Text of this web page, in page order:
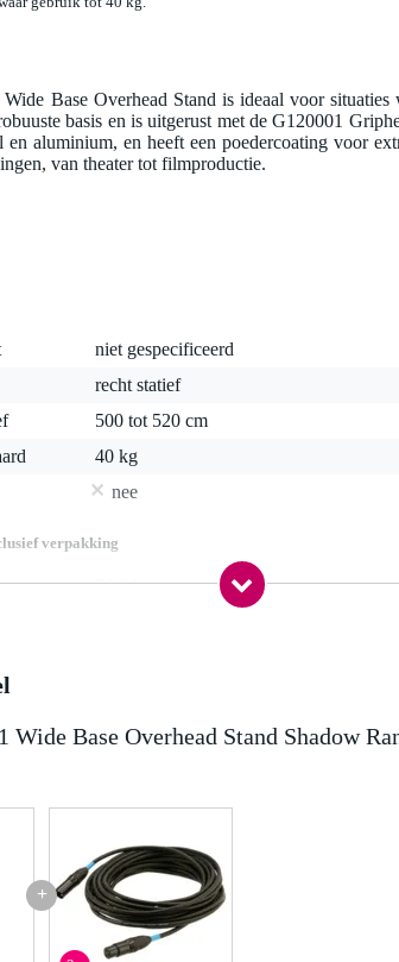
Base Overhead Stand is ideaal voor situaties
basis en is uitgerust met de G120001
en aluminium, en heeft een poedercoating voor
van theater tot filmproductie.
niet gespecificeerd
recht statief
500 tot 520 cm
40 kg
nee
verpakking
50,0 kg
m
m
1,83 m
en aluminium
poedercoating
Griphead
Wide Base Overhead Stand Shadow
+